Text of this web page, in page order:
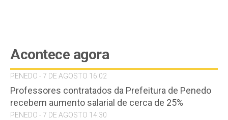
Acontece agora
PENEDO - 7 DE AGOSTO 16:02
Professores contratados da Prefeitura de Penedo
recebem aumento salarial de cerca de 25%
PENEDO - 7 DE AGOSTO 14:30